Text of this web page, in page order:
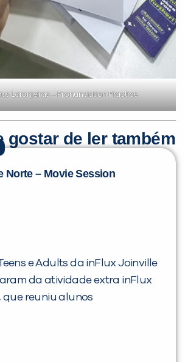
Laranjeiras – Pronunciation Practice
gostar de ler também
Norte – Movie Session
e Adults da inFlux Joinville
da atividade extra inFlux
que reuniu alunos